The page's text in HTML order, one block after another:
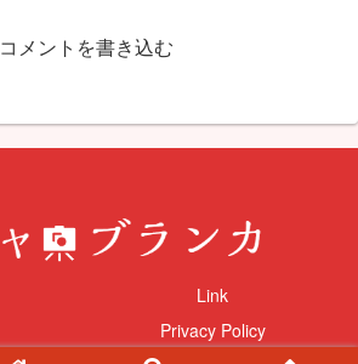
コメントを書き込む
Link
Privacy Policy